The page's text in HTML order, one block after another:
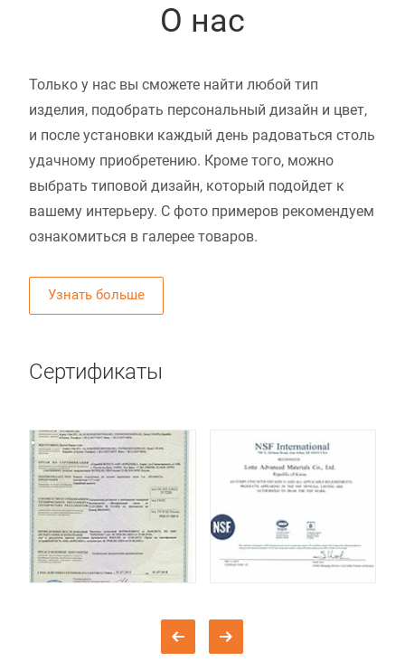
О нас
Только у нас вы сможете найти любой тип
изделия, подобрать персональный дизайн и цвет,
и после установки каждый день радоваться столь
удачному приобретению. Кроме того, можно
выбрать типовой дизайн, который подойдет к
вашему интерьеру. С фото примеров рекомендуем
ознакомиться в галерее товаров.
Узнать больше
Сертификаты